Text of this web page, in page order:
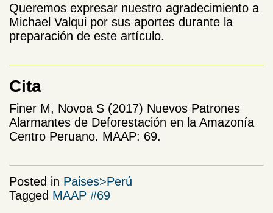
Queremos expresar nuestro agradecimiento a
Michael Valqui por sus aportes durante la
preparación de este artículo.
Cita
Finer M, Novoa S (2017) Nuevos Patrones
Alarmantes de Deforestación en la Amazonía
Centro Peruano. MAAP: 69.
Posted in Paises>Perú
Tagged MAAP #69